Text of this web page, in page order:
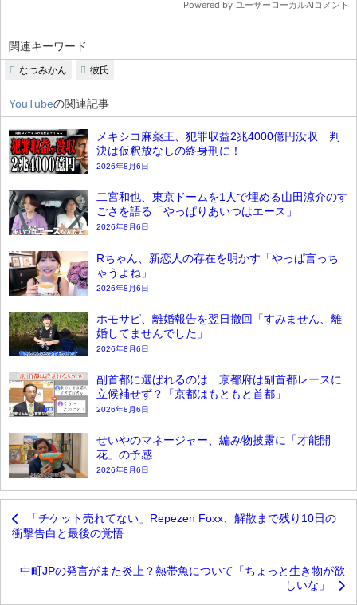
関連キーワード
なつみかん 彼氏
YouTubeの関連記事
メキシコ麻薬王、犯罪収益2兆4000億円没収 判
決は仮釈放なしの終身刑に！
2026年8月6日
二宮和也、東京ドームを1人で埋める山田涼介のす
ごさを語る「やっぱりあいつはエース」
2026年8月6日
Rちゃん、新恋人の存在を明かす「やっぱ言っち
ゃうよね」
2026年8月6日
ホモサピ、離婚報告を翌日撤回「すみません、離
婚してませんでした」
2026年8月6日
副首都に選ばれるのは…京都府は副首都レースに
立候補せず？「京都はもともと首都」
2026年8月6日
せいやのマネージャー、編み物披露に「才能開
花」の予感
2026年8月6日
「チケット売れてない」Repezen Foxx、解散まで残り10日の
衝撃告白と最後の覚悟
中町JPの発言がまた炎上？熱帯魚について「ちょっと生き物が欲
しいな」